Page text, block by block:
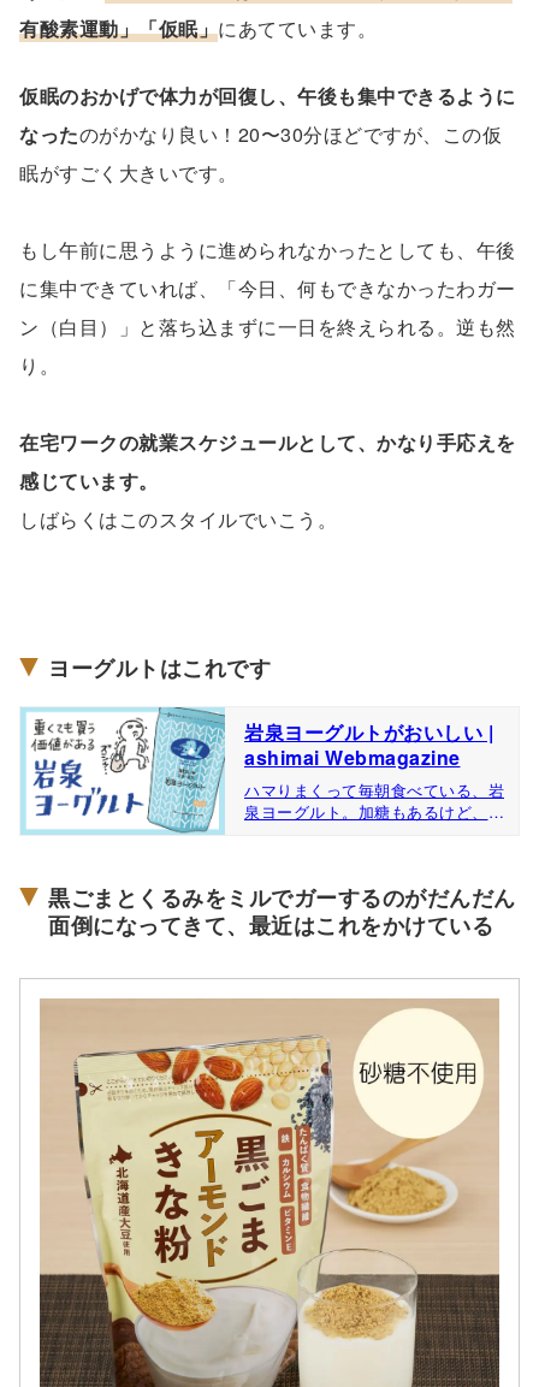
有酸素運動」「仮眠」にあてています。
仮眠のおかげで体力が回復し、午後も集中できるように
なったのがかなり良い！20〜30分ほどですが、この仮
眠がすごく大きいです。
もし午前に思うように進められなかったとしても、午後
に集中できていれば、「今日、何もできなかったわガー
ン（白目）」と落ち込まずに一日を終えられる。逆も然
り。
在宅ワークの就業スケジュールとして、かなり手応えを
感じています。
しばらくはこのスタイルでいこう。
ヨーグルトはこれです
岩泉ヨーグルトがおいしい |
ashimai Webmagazine
ハマりまくって毎朝食べている、岩
泉ヨーグルト。加糖もあるけど、私
でも美味しいの。1kgもあるので持
ち帰る際はズシッとくるんだけど、
それでも買う価値あり。うちは毎日
ルトだとすぐ無くなってしまうの
で、これくらいがちょうど良い。フ
ァミリーにもおすすめです。私の活
動範囲内だと成城石井、イトーヨー
カドー、イオンにはあるのを確認し
た。見つけたらぜひ食べてみて！ [i
temlink post_id=
黒ごまとくるみをミルでガーするのがだんだん
面倒になってきて、最近はこれをかけている